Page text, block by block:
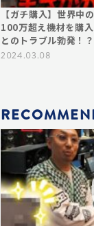
【ガチ購入】世界中
100万超え機材を購
とのトラブル勃発！？
2024.03.08